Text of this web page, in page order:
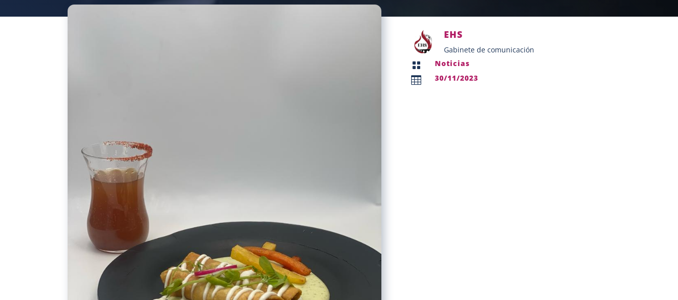
EHS
Gabinete de comunicación
 Noticias
 30/11/2023